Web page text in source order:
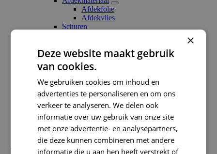
Afdekfolie
Afdekvlies
Schuren
Breekmessen
Vervangmessen
Scharen
Bescherming
Overige verfbenodigdheden
Verfemmer
Plamuurmes
Kleurenwaaiers
Benodigdheden
Benodigdheden
Kit
Acrylaat
×
Deze website maakt gebruik
van cookies.
We gebruiken cookies om inhoud en
advertenties te personaliseren en om ons
verkeer te analyseren. We delen ook
informatie over uw gebruik van onze site
met onze advertentie- en analysepartners,
die deze kunnen combineren met andere
informatie die u aan hen heeft verstrekt of